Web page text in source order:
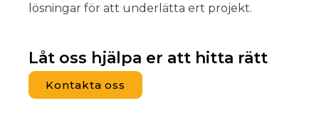
lösningar för att underlätta ert projekt.
Låt oss hjälpa er att hitta rätt
Kontakta oss